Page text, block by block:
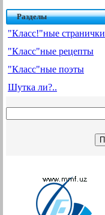
Разделы
"Класс!"ные странички
"Класс"ные рецепты
"Класс"ные поэты
Шутка ли?..